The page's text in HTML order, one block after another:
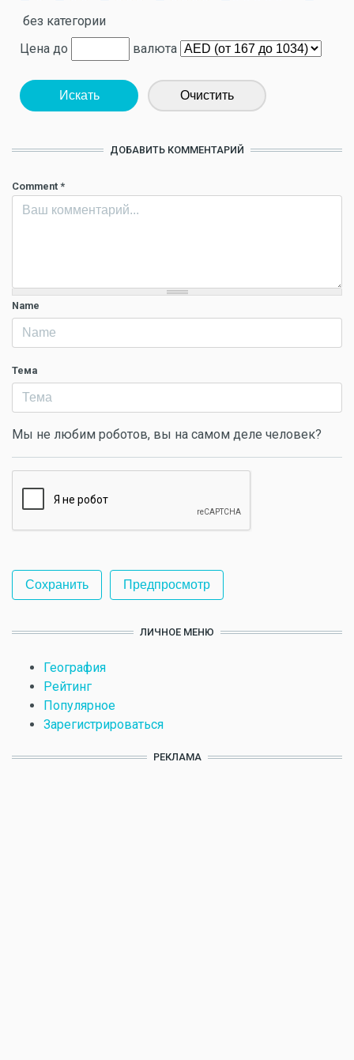
без категории
Цена до
валюта
Искать Очистить
ДОБАВИТЬ КОММЕНТАРИЙ
Comment *
Name
Тема
Мы не любим роботов, вы на самом деле человек?
ЛИЧНОЕ МЕНЮ
География
Рейтинг
Популярное
Зарегистрироваться
РЕКЛАМА